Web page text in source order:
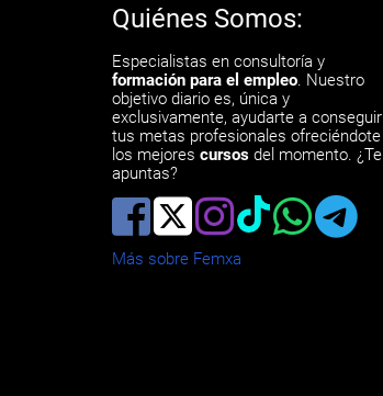
Quiénes Somos:
Especialistas en consultoría y
formación para el empleo. Nuestro
objetivo diario es, única y
exclusivamente, ayudarte a conseguir
tus metas profesionales ofreciéndote
los mejores cursos del momento. ¿Te
apuntas?
Más sobre Femxa